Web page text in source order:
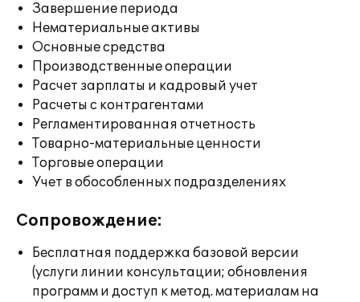
Завершение периода
Нематериальные активы
Основные средства
Производственные операции
Расчет зарплаты и кадровый учет
Расчеты с контрагентами
Регламентированная отчетность
Товарно-материальные ценности
Торговые операции
Учет в обособленных подразделениях
Сопровождение:
Бесплатная поддержка базовой версии
(услуги линии консультации; обновления
программ и доступ к метод. материалам на